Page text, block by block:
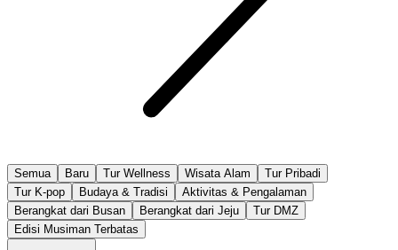
Semua Baru Tur Wellness Wisata Alam
Tur Pribadi
Tur K-pop
Budaya & Tradisi
Aktivitas & Pengalaman
Berangkat dari Busan
Berangkat dari Jeju
Tur DMZ
Edisi Musiman Terbatas